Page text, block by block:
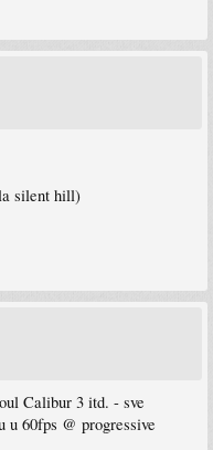
silent hill)
Calibur 3 itd. - sve
u 60fps @ progressive